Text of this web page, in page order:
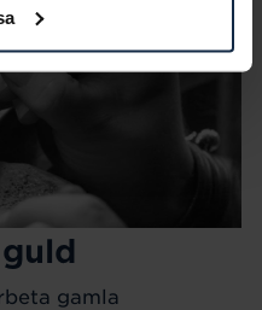
gamla